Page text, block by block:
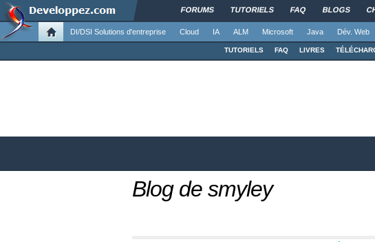
FORUMS TUTORIELS FAQ BLOGS
DI/DSI Solutions d'entreprise Cloud IA ALM Microsoft Java Dév. Web
TUTORIELS FAQ LIVRES
Blog de smyley